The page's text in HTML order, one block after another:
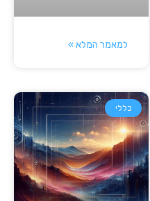
למאמר המלא »
כללי